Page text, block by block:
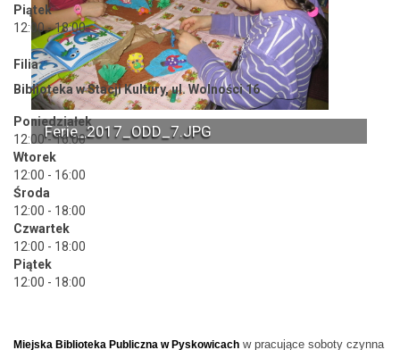
Ferie_2017_ODD_7.JPG
Piątek
12:00 - 18:00
Filia
Biblioteka w Stacji Kultury, ul. Wolności 16
Poniedziałek
12:00 - 16:00
Wtorek
12:00 - 16:00
Środa
12:00 - 18:00
Czwartek
12:00 - 18:00
Piątek
12:00 - 18:00
Miejska Biblioteka Publiczna w Pyskowicach w pracujące soboty czynna